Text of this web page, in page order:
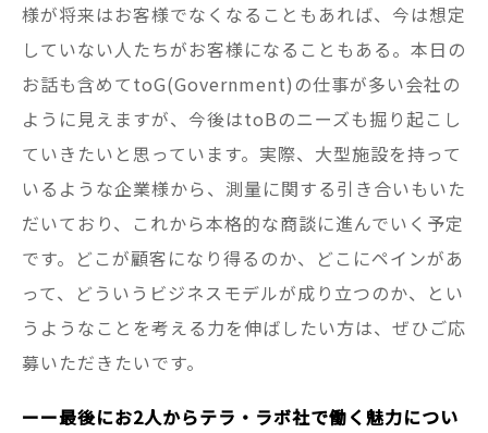
様が将来はお客様でなくなることもあれば、今は想定
していない人たちがお客様になることもある。本日の
お話も含めてtoG(Government)の仕事が多い会社の
ように見えますが、今後はtoBのニーズも掘り起こし
ていきたいと思っています。実際、大型施設を持って
いるような企業様から、測量に関する引き合いもいた
だいており、これから本格的な商談に進んでいく予定
です。どこが顧客になり得るのか、どこにペインがあ
って、どういうビジネスモデルが成り立つのか、とい
うようなことを考える力を伸ばしたい方は、ぜひご応
募いただきたいです。
ーー最後にお2人からテラ・ラボ社で働く魅力につい